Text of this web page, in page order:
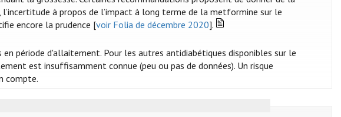
l’incertitude à propos de l’impact à long terme de la metformine sur le
encore la prudence [voir Folia de décembre 2020].
période d'allaitement. Pour les autres antidiabétiques disponibles sur le
est insuffisamment connue (peu ou pas de données). Un risque
compte.